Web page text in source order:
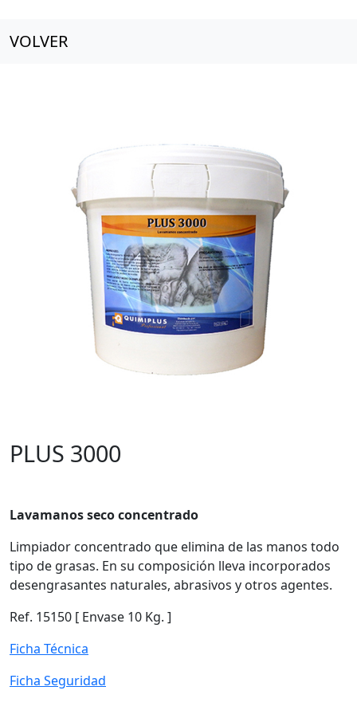
VOLVER
PLUS 3000
Lavamanos seco concentrado
Limpiador concentrado que elimina de las manos todo
tipo de grasas. En su composición lleva incorporados
desengrasantes naturales, abrasivos y otros agentes.
Ref. 15150 [ Envase 10 Kg. ]
Ficha Técnica
Ficha Seguridad